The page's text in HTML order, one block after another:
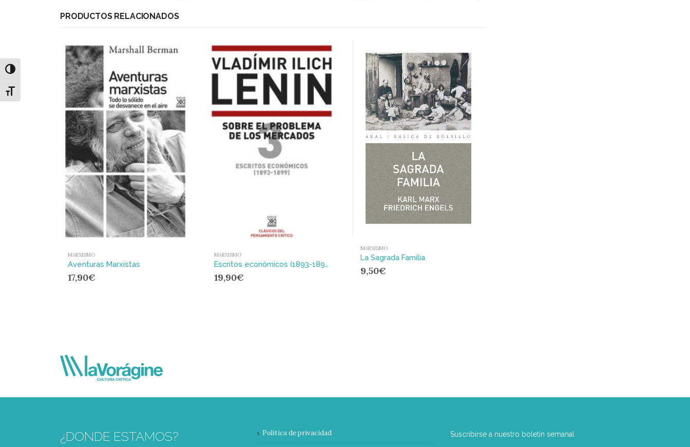
Alternar alto contraste
Alternar tamaño de letra
PRODUCTOS RELACIONADOS
MARXISMO
Aventuras Marxistas
17,90€
MARXISMO
Escritos económicos (1893-1899) 3 : Sobre el problema de los mercados
19,90€
MARXISMO
La Sagrada Familia
9,50€
¿DONDE ESTAMOS? Política de privacidad Suscribirse a nuestro boletín semanal